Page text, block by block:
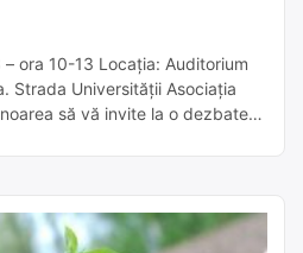
ora 10-13 Locația: Auditorium
Strada Universității Asociația
să vă invite la o dezbatere
[…]